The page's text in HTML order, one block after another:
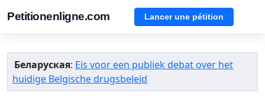
Petitionenligne.com Lancer une pétition
Беларуская: Eis voor een publiek debat over het
huidige Belgische drugsbeleid